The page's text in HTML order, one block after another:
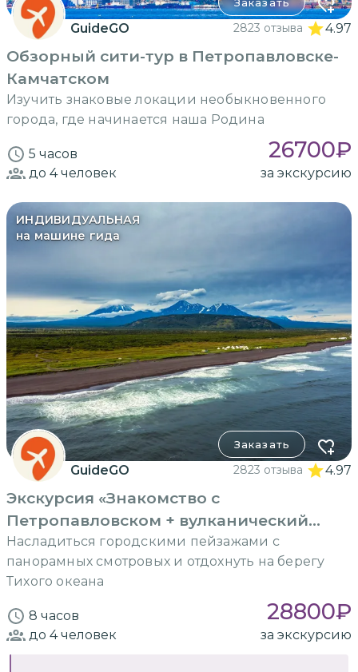
GuideGO 2823 отзыва 4.97
Обзорный сити-тур в Петропавловске-
Камчатском
Изучить знаковые локации необыкновенного
города, где начинается наша Родина
5 часов 26700₽
до 4человек за экскурсию
ИНДИВИДУАЛЬНАЯ
на машине гида
Заказать
GuideGO 2823 отзыва 4.97
Экскурсия «Знакомство с
Петропавловском + вулканический
пляж»
Насладиться городскими пейзажами с
панорамных смотровых и отдохнуть на берегу
Тихого океана
8 часов 28800₽
до 4человек за экскурсию